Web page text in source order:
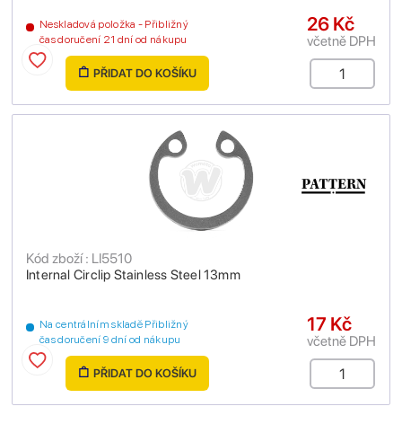
Neskladová položka - Přibližný
čas doručení 21 dní od nákupu
26 Kč
včetně DPH
PŘIDAT DO KOŠÍKU
Internal Circlip Stainless Steel 13mm
Kód zboží : LI5510
Na centrálním skladě Přibližný
čas doručení 9 dní od nákupu
17 Kč
včetně DPH
PŘIDAT DO KOŠÍKU